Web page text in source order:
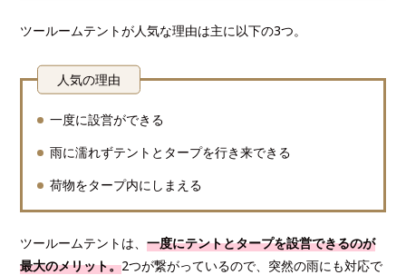
ツールームテントが人気な理由は主に以下の3つ。
人気の理由
一度に設営ができる
雨に濡れずテントとタープを行き来できる
荷物をタープ内にしまえる
ツールームテントは、一度にテントとタープを設営できるのが
最大のメリット。2つが繋がっているので、突然の雨にも対応で